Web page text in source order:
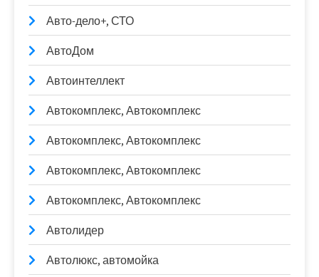
Авто-дело+, СТО
АвтоДом
Автоинтеллект
Автокомплекс, Автокомплекс
Автокомплекс, Автокомплекс
Автокомплекс, Автокомплекс
Автокомплекс, Автокомплекс
Автолидер
Автолюкс, автомойка